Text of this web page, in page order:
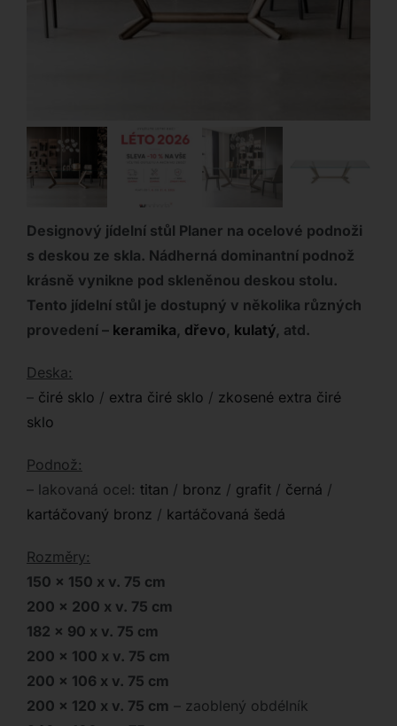
Designový jídelní stůl Planer na ocelové podnoži
s deskou ze skla. Nádherná dominantní podnož
krásně vynikne pod skleněnou deskou stolu.
Tento jídelní stůl je dostupný v několika různých
provedení – keramika, dřevo, kulatý, atd.
Deska:
– čiré sklo / extra čiré sklo / zkosené extra čiré
sklo
Podnož:
– lakovaná ocel: titan / bronz / grafit/ černá /
kartáčovaný bronz / kartáčovaná šedá
Rozměry:
150 x 150 x v. 75 cm
200 x 200 x v. 75 cm
182 x 90 x v. 75 cm
200 x 100 x v. 75 cm
200 x 106 x v. 75 cm
200 x 120 x v. 75 cm – zaoblený obdélník